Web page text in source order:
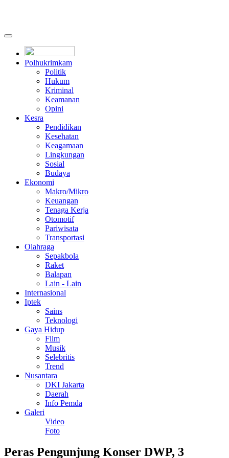
Polhukrimkam
Politik
Hukum
Kriminal
Keamanan
Opini
Kesra
Pendidikan
Kesehatan
Keagamaan
Lingkungan
Sosial
Budaya
Ekonomi
Makro/Mikro
Keuangan
Tenaga Kerja
Otomotif
Pariwisata
Transportasi
Olahraga
Sepakbola
Raket
Balapan
Lain - Lain
Internasional
Iptek
Sains
Teknologi
Gaya Hidup
Film
Musik
Selebritis
Trend
Nusantara
DKI Jakarta
Daerah
Info Pemda
Galeri
Video
Foto
Peras Pengunjung Konser DWP, 3